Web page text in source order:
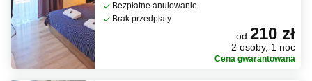
Bezpłatne anulowanie
Brak przedpłaty
od 210 zł
2 osoby, 1 noc
Cena gwarantowana